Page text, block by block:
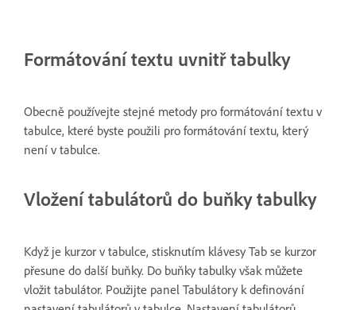
Formátování textu uvnitř tabulky
Obecně používejte stejné metody pro formátování textu v
tabulce, které byste použili pro formátování textu, který
není v tabulce.
Vložení tabulátorů do buňky tabulky
Když je kurzor v tabulce, stisknutím klávesy Tab se kurzor
přesune do další buňky. Do buňky tabulky však můžete
vložit tabulátor. Použijte panel Tabulátory k definování